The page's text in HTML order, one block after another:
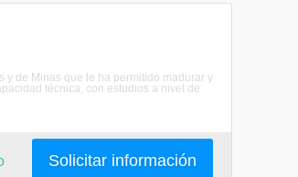
y de Minas que le ha permitido madurar y
técnica, con estudios a nivel de
Solicitar información